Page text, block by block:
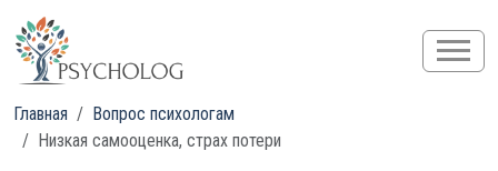
Главная
Вопрос психологам
Низкая самооценка, страх потери